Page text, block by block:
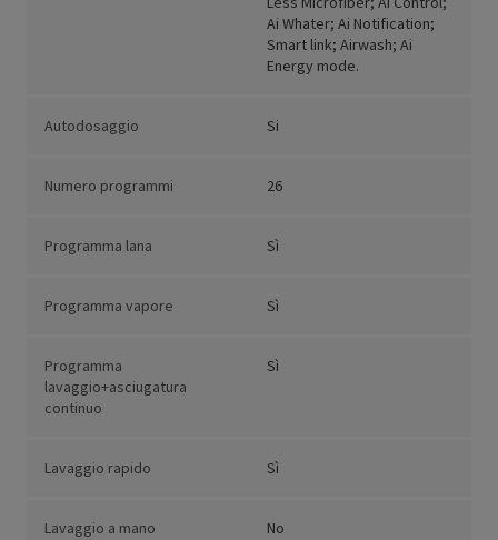
Ai Whater; Ai Notification;
Smart link; Airwash; Ai
Energy mode.
Autodosaggio Si
Numero programmi 26
Programma lana Sì
Programma vapore Sì
Programma
lavaggio+asciugatura
continuo
Sì
Lavaggio rapido Sì
Lavaggio a mano No